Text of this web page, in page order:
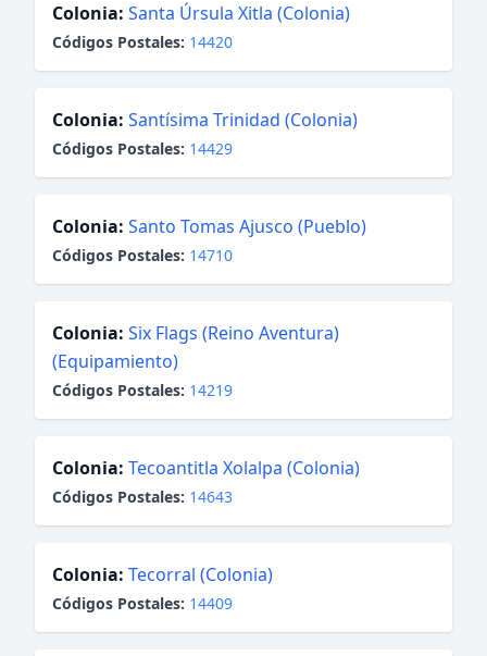
Colonia: Santa Úrsula Xitla (Colonia)
Códigos Postales: 14420
Colonia: Santísima Trinidad (Colonia)
Códigos Postales: 14429
Colonia: Santo Tomas Ajusco (Pueblo)
Códigos Postales: 14710
Colonia: Six Flags (Reino Aventura)
(Equipamiento)
Códigos Postales: 14219
Colonia: Tecoantitla Xolalpa (Colonia)
Códigos Postales: 14643
Colonia: Tecorral (Colonia)
Códigos Postales: 14409